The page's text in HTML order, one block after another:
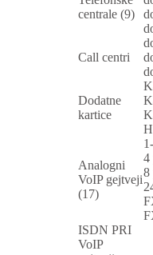
centrale (9)
Call centri
Dodatne
kartice
Analogni
VoIP gejtveji
(17)
4
8
ISDN PRI
VoIP